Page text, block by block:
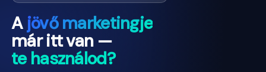
A jövő marketingje
már itt van —
te használod?